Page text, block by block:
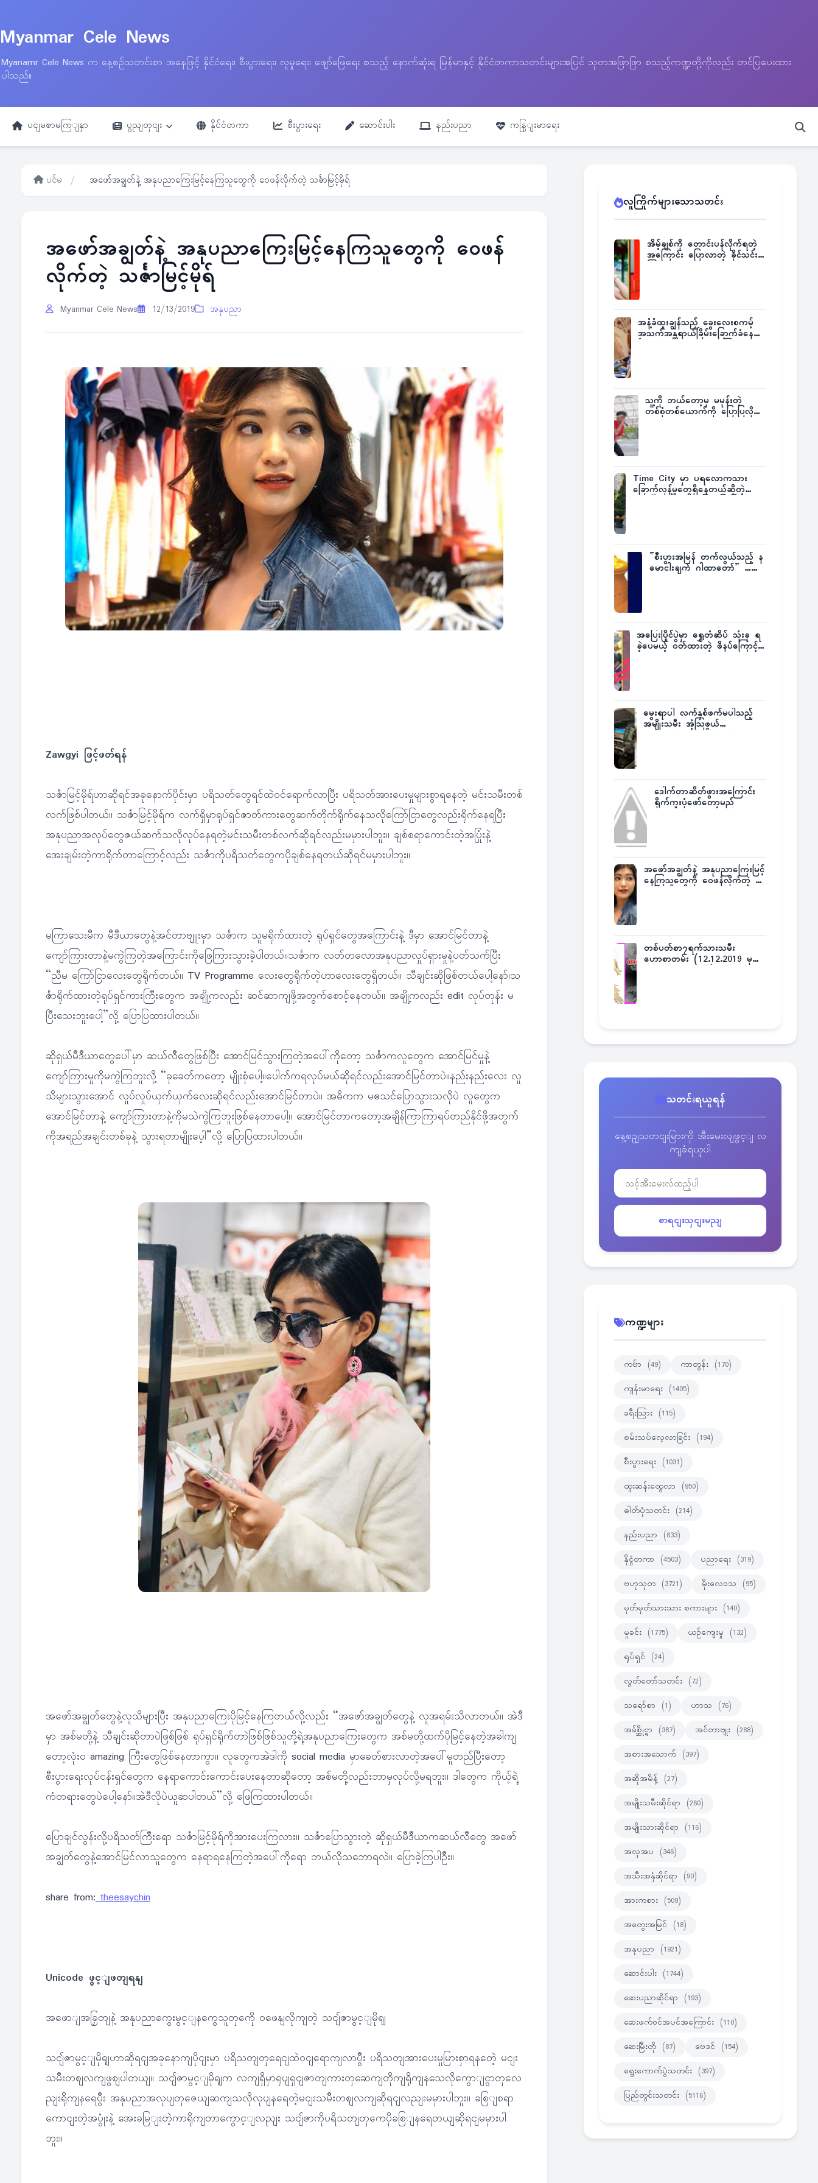
Myanmar Cele News
Myanamr Cele News က နေ့စဉ်သတင်းစာ အနေဖြင့် နိုင်ငံရေး၊ စီးပွားရေး၊ လူမှုရေး၊ ဖျော်ဖြေရေး စသည့် နောက်ဆုံးရ မြန်မာနှင့် နိုင်ငံတကာသတင်းများအပြင် သုတအဖြာဖြာ စသည့်ကဏ္ဍတို့ကိုလည်း တင်ပြပေးထား
ပါသည်။
ပငျမစာမကြျနှာ ပွညျတှငျး နိုင်ငံတကာ စီးပွားရေး ဆောင်းပါး နည်းပညာ ကနြျးမာရေး
ပင်မ / အဖော်အချွတ်နဲ့ အနုပညာကြေးမြင့်နေကြသူတွေကို ဝေဖန်လိုက်တဲ့ သင်္ဇာမြင့်မိုရ်
အဖော်အချွတ်နဲ့ အနုပညာကြေးမြင့်နေကြသူတွေကို ဝေဖန်
လိုက်တဲ့ သင်္ဇာမြင့်မိုရ်
Myanmar Cele News 12/13/2019 အနုပညာ
Zawgyi ဖြင့်ဖတ်ရန်
သင်္ဇာမြင့်မိုရ်ဟာဆိုရင်အခုနောက်ပိုင်းမှာ ပရိသတ်တွေရင်ထဲဝင်ရောက်လာပြီး ပရိသတ်အားပေးမှုများစွာရနေတဲ့ မင်းသမီးတစ်
လက်ဖြစ်ပါတယ်။ သင်္ဇာမြင့်မိုရ်က လက်ရှိမှာရုပ်ရှင်ဇာတ်ကားတွေဆက်တိုက်ရိုက်နေသလိုကြော်ငြာတွေလည်းရိုက်နေရပြီး
အနုပညာအလုပ်တွေဇယ်ဆက်သလိုလုပ်နေရတဲ့မင်းသမီးတစ်လက်ဆိုရင်လည်းမမှားပါဘူး။ ချစ်စရာကောင်းတဲ့အပြုံးနဲ့
အေးချမ်းတဲ့ကာရိုက်တာကြောင့်လည်း သင်္ဇာကိုပရိသတ်တွေကပိုချစ်နေရတယ်ဆိုရင်မမှားပါဘူး။
မကြာသေးမီက မီဒီယာတွေနဲ့အင်တာဗျူးမှာ သင်္ဇာက သူမရိုက်ထားတဲ့ ရုပ်ရှင်တွေအကြောင်းနဲ့ ဒီမှာ အောင်မြင်တာနဲ့
ကျော်ကြားတာနဲ့မကွဲကြတဲ့အကြောင်းကိုဖြေကြားသွားခဲ့ပါတယ်။သင်္ဇာက လတ်တလောအနုပညာလှုပ်ရှားမှုနဲ့ပတ်သက်ပြီး
“ညီမ ကြော်ငြာလေးတွေရိုက်တယ်။ TV Programme လေးတွေရိုက်တဲ့ဟာလေးတွေရှိတယ်။ သီချင်းဆိုဖြစ်တယ်ပေါ့နော်၊သ
င်္ဇာရိုက်ထားတဲ့ရုပ်ရှင်ကားကြီးတွေက အချို့ကလည်း ဆင်ဆာကျဖို့အတွက်စောင့်နေတယ်။ အချို့ကလည်း edit လုပ်တုန်း မ
ပြီးသေးဘူးပေါ့”လို့ ပြောပြထားပါတယ်။
ဆိုရှယ်မီဒီယာတွေပေါ်မှာ ဆယ်လီတွေဖြစ်ပြီး အောင်မြင်သွားကြတဲ့အပေါ်ကိုတော့ သင်္ဇာကလူတွေက အောင်မြင်မှုနဲ့
ကျော်ကြားမှုကိုမကွဲကြဘူးလို့ “ခုခေတ်ကတော့ မျိုးစုံပေါ့။ပေါက်ကရလုပ်မယ်ဆိုရင်လည်းအောင်မြင်တာပဲ။နည်းနည်းလေး လူ
သိများသွားအောင် လှုပ်လှုပ်ယှက်ယှက်လေးဆိုရင်လည်းအောင်မြင်တာပဲ။ အဓိကက မဧသင်ပြောသွားသလိုပဲ လူတွေက
အောင်မြင်တာနဲ့ ကျော်ကြားတာနဲ့ကိုမသဲကွဲကြဘူးဖြစ်နေတာပေါ့။ အောင်မြင်တာကတော့အချိန်ကြာကြာရပ်တည်နိုင်ဖို့အတွက်
ကိုအရည်အချင်းတစ်ခုနဲ့ သွားရတာမျိုးပေ့ါ”လို့ ပြောပြထားပါတယ်။
အဖော်အချွတ်တွေနဲ့လူသိများပြီး အနုပညာကြေးပိုမြင့်နေကြတယ်လို့လည်း “အဖော်အချွတ်တွေနဲ့ လူအရမ်းသိလာတယ်။ အဲဒီ
မှာ အစ်မတို့နဲ့ သီချင်းဆိုတာပဲဖြစ်ဖြစ် ရုပ်ရှင်ရိုက်တာဲဖြစ်ဖြစ်သူတို့ရဲ့အနုပညာကြေးတွေက အစ်မတို့ထက်ပိုမြင့်နေတဲ့အခါကျ
တော့လုံးဝ amazing ကြီးတွေဖြစ်နေတာကွာ။ လူတွေကအဲဒါကို social media မှာခေတ်စားလာတဲ့အပေါ်မူတည်ပြီးတော့
စီးပွားရေးလုပ်ငန်းရှင်တွေက နေရာကောင်းကောင်းပေးနေတာဆိုတော့ အစ်မတို့လည်းဘာမှလုပ်လို့မရဘူး။ ဒါတွေက ကိုယ့်ရဲ့
ကံတရားတွေပဲပေါ့နော်။အဲဒီလိုပဲယူဆပါတယ်”လို့ ဖြေကြထားပါတယ်။
ပြောချင်လွန်းလို့ပရိသတ်ကြီးရော သင်္ဇာမြင့်မိုရ်ကိုအားပေးကြလား။ သင်္ဇာပြောသွားတဲ့ ဆိုရှယ်မီဒီယာကဆယ်လီတွေ အဖော်
အချွတ်တွေနဲ့အောင်မြင်လာသူတွေက နေရာရနေကြတဲ့အပေါ်ကိုရော ဘယ်လိုသဘောရလဲ။ ပြောခဲ့ကြပါဦး။
share from:theesaychin
Unicode ဖွင့ျဖတျရနျ
အဖောျအခြှတျနဲ့ အနုပညာကွေးမွင့ျနကွေသူတှကေို ဝဖေနျလိုကျတဲ့ သငျ်ဇာမွင့ျမိုရျ
သငျ်ဇာမွင့ျမိုရျဟာဆိုရငျအခုနောကျပိုငျးမှာ ပရိသတျတှရေငျထဲဝငျရောကျလာပွီး ပရိသတျအားပေးမှုမြားစှာရနတေဲ့ မငျး
သမီးတဈလကျဖွဈပါတယျ။ သငျ်ဇာမွင့ျမိုရျက လကျရှိမှာရုပျရှငျဇာတျကားတှဆေကျတိုကျရိုကျနသေလိုကွောျငွာတှလေ
ညျးရိုကျနရေပွီး အနုပညာအလုပျတှဇေယျဆကျသလိုလုပျနရေတဲ့မငျးသမီးတဈလကျဆိုရငျလညျးမမှားပါဘူး။ ခစြျစရာ
ကောငျးတဲ့အပွုံးနဲ့ အေးခမြျးတဲ့ကာရိုကျတာကွောင့ျလညျး သငျ်ဇာကိုပရိသတျတှကေပိုခစြျနရေတယျဆိုရငျမမှားပါ
ဘူး။
လူကြိုက်များသောသတင်း
အိမ့်ချစ်ကို တောင်းပန်လိုက်ရတဲ့
အကြောင်း ပြောလာတဲ့ ခိုင်သင်း
အနံ့ခံထူးချွန်သည့် ခွေးလေးစကမ့်
အသက်အန္တရာယ်ခြိမ်းခြောက်ခံနေရ
သူ့ကို ဘယ်တော့မှ မမုန်းတဲ့
တစ်စုံတစ်ယောက်ကို ပြောပြလိုက်
Time City မှာ ပရလောကသား
ခြောက်လှန့်မှုတွေရှိနေတယ်ဆိုတဲ့
”စီးပွားအမြန် တက်လွယ်သည့် န
မောငါးချက် ဂါထာတော်” ……
အပြေးပြိုင်ပွဲမှာ ရွှေတံဆိပ် သုံးခု ရ
ခဲ့ပေမယ့် ဝတ်ထားတဲ့ ဖိနပ်ကြောင့်
မွေးရာပါ လက်နှစ်ဖက်မပါသည့်
အမျိုးသမီး အံ့သြဖွယ်
ဒေါက်တာဆိတ်ဖွားအကြောင်း
ရိုက်ကူးပုံဖော်တော့မည်
အဖော်အချွတ်နဲ့ အနုပညာကြေးမြင့်
နေကြသူတွေကို ဝေဖန်လိုက်တဲ့ သ
တစ်ပတ်စာ၇ရက်သားသမီး
ဟောစာတမ်း (12.12.2019 မှ
သတင်းရယူရန်
နေ့စဥျသတငျးမြားကို အီးမေးလျဖွင့ျ လ
ကျခံရယူပါ
စာရငျးသှငျးမညျ
ကဏ္ဍများ
ကဗ်ာ (49) ကာတွန်း (170)
ကျန်းမာရေး (1405)
ခရီးသြား (115)
စမ်းသပ်လေ့လာခြင်း (194)
စီးပွားရေး (1031)
ထူးဆန်းထွေလာ (950)
ဓါတ်ပုံသတင်း (214)
နည်းပညာ (833)
နိုင္ငံတကာ (4503) ပညာရေး (319)
ဗဟုသုတ (3721) မိုးလေဝသ (95)
မှတ်မှတ်သားသား စကားများ (140)
မှုခင်း (1775) ယဉ်ကျေးမှု (132)
ရုပ်ရှင် (24)
လွတ်တော်သတင်း (72)
သရော်စာ (1) ဟာသ (76)
အခ်စ္ဆိုင္ရာ (387) အင်တာဗျုး (288)
အစားအသောက် (397)
အဆိုအမိန့် (27)
အမျိုးသမီးဆိုင်ရာ (260)
အမျိုးသားဆိုင်ရာ (116)
အလှအပ (346)
အသီးအနှံဆိုင်ရာ (90)
အားကစား (509)
အတွေးအမြင် (18)
အနုပညာ (1921)
ဆောင်းပါး (1744)
ဆေးပညာဆိုင်ရာ (193)
ဆေးဖက်ဝင်အပင်အကြောင်း (110)
ဆေးမြီးတို (87) ဗေဒင် (154)
ရွေးကောက်ပွဲသတင်း (397)
ပြည်တွင်းသတင်း (5116)